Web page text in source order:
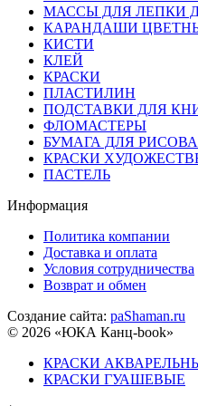
МАССЫ ДЛЯ ЛЕПКИ
КАРАНДАШИ
КИСТИ
КЛЕЙ
КРАСКИ
ПЛАСТИЛИН
ПОДСТАВКИ ДЛЯ
ФЛОМАСТЕРЫ
БУМАГА ДЛЯ
КРАСКИ
ПАСТЕЛЬ
Информация
Политика компании
Доставка и оплата
Условия сотрудничества
Возврат и обмен
Создание сайта: paShaman.ru
© 2026 «ЮКА Канц-book»
КРАСКИ
КРАСКИ ГУАШЕВЫЕ